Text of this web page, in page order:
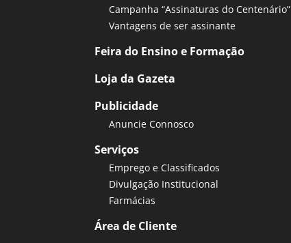
Campanha “Assinaturas do Centenário”
Vantagens de ser assinante
Feira do Ensino e Formação
Loja da Gazeta
Publicidade
Anuncie Connosco
Serviços
Emprego e Classificados
Divulgação Institucional
Farmácias
Área de Cliente